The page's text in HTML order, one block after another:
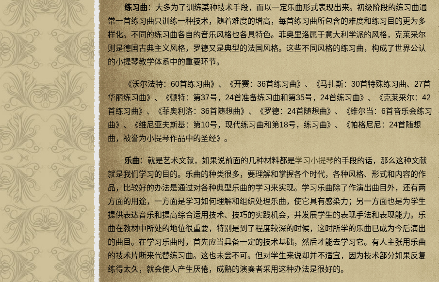
练习曲：大多为了训练某种技术手段，而以一定乐曲形式表现出来。初级阶段的练习曲通
常一首练习曲只训练一种技术，随着难度的增高，每首练习曲所包含的难度和练习目的更为多
样化。不同的练习曲各自的音乐风格也各具特色。菲奥里洛属于意大利学派的风格，克莱采尔
则是德国古典主义风格，罗德又是典型的法国风格。这些不同风格的练习曲，构成了世界公认
的小提琴教学体系中的重要环节。
《沃尔法特：60首练习曲》、《开赛：36首练习曲》、《马扎斯：30首特殊练习曲、27首
华丽练习曲》、《顿特：第37号，24首准备练习曲和第35号，24首练习曲》、《克莱采尔：42
首练习曲》、《菲奥利洛：36首随想曲》、《罗德：24首随想曲》、《维尔当：6首音乐会练习
曲》、《维尼亚夫斯基：第10号，现代练习曲和第18号，练习曲》、《帕格尼尼：24首随想
曲，被誉为小提琴作品中的圣经》。
乐曲：就是艺术文献，如果说前面的几种材料都是学习小提琴的手段的话，那么这种文献
就是我们学习的目的。乐曲的种类很多，要理解和掌握各个时代，各种风格、形式和内容的作
品，比较好的办法是通过对各种典型乐曲的学习来实现。学习乐曲除了作演出曲目外，还有两
方面的用途，一方面是学习如何理解和组织处理乐曲，使它具有感染力；另一方面也是为学生
提供表达音乐和提高综合运用技术、技巧的实践机会，并发展学生的表现手法和表现能力。乐
曲在教材中所处的地位很重要，特别是到了程度较深的时候，这时所学的乐曲已成为今后演出
的曲目。在学习乐曲时，首先应当具备一定的技术基础，然后才能去学习它。有人主张用乐曲
的技术片断来代替练习曲。这也未尝不可。但对学生来说却并不适宜，因为技术部分如果反复
练得太久，就会使人产生厌倦，成熟的演奏者采用这种办法是很好的。